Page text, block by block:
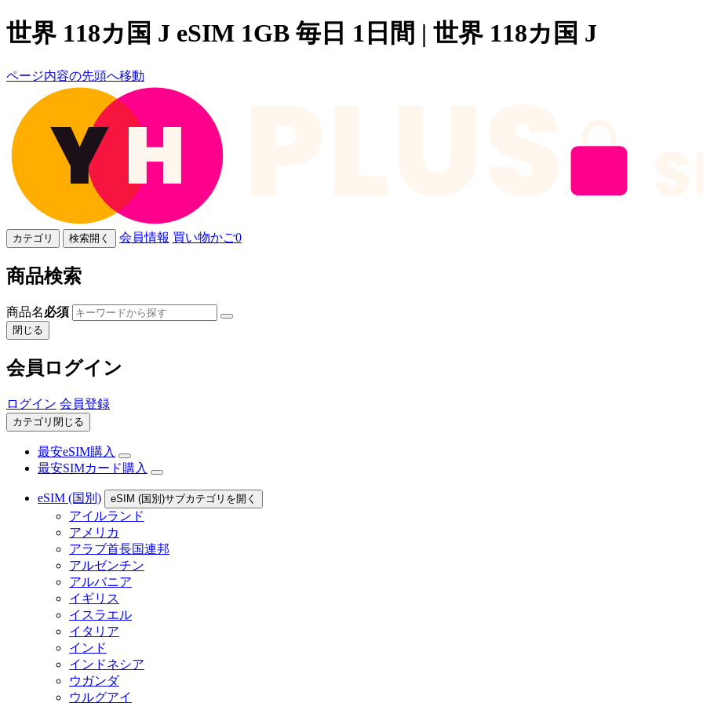
世界 118カ国 J eSIM 1GB 毎日 1日間 | 世界 118カ国 J
ページ内容の先頭へ移動
カテゴリ 検索開く 会員情報 買い物かご0
商品検索
商品名必須
閉じる
会員ログイン
ログイン 会員登録
カテゴリ閉じる
最安eSIM購入
最安SIMカード購入
eSIM (国別) eSIM (国別)サブカテゴリを開く
アイルランド
アメリカ
アラブ首長国連邦
アルゼンチン
アルバニア
イギリス
イスラエル
イタリア
インド
インドネシア
ウガンダ
ウルグアイ